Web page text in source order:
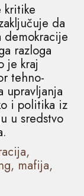
kritike
da
demokracije
razloga
je kraj
tehno-
upravljanja
i politika iz
u sredstvo
mafija,